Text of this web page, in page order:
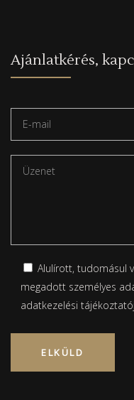
Ajánlatkérés,
Alulírott, tudomásul
megadott személyes
adatkezelési